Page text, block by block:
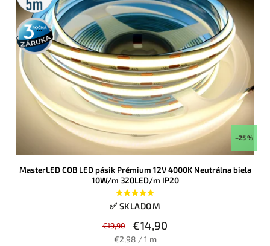
3 roky
záruka
–25 %
MasterLED COB LED pásik Prémium 12V 4000K Neutrálna biela
10W/m 320LED/m IP20
✅ SKLADOM
€19,90 €14,90
€2,98 / 1 m